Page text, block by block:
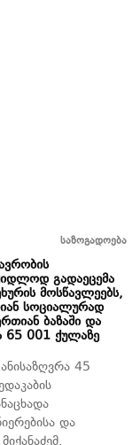
საზოგადოება
გადაეცემა
მოსწავლეებს,
სოციალურად
ბაზაში და
65 001 ქულაზე
45
და